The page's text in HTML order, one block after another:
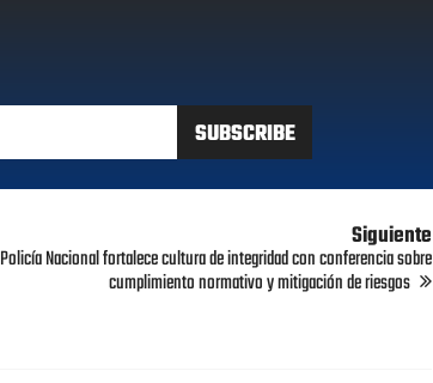
Siguiente
Policía Nacional fortalece cultura de integridad con conferencia sobre
cumplimiento normativo y mitigación de riesgos